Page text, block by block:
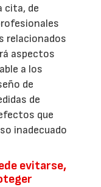
cita, de
relacionados
aspectos
a los
de
de
que
inadecuado
evitarse,